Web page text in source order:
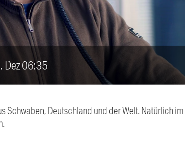
Dez 06:35
Schwaben, Deutschland und der Welt. Natürlich